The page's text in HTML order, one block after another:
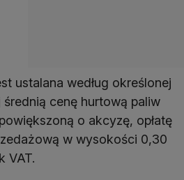
ustalana według określonej
średnią cenę hurtową paliw
o akcyzę, opłatę
w wysokości 0,30
VAT.